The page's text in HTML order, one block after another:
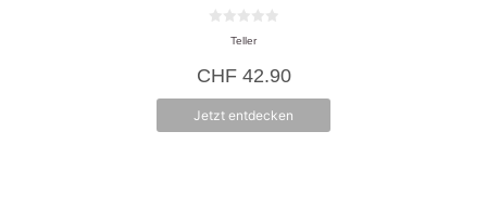
n
5
Teller
CHF42.90
Jetzt entdecken